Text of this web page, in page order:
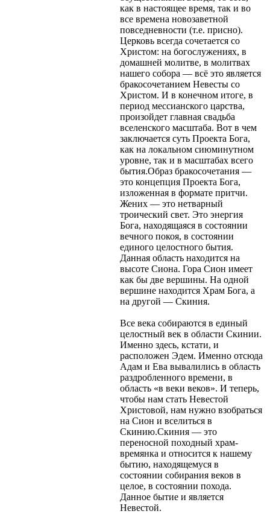
как в настоящее время, так и во
все времена новозаветной
повседневности (т.е. присно).
Церковь всегда сочетается со
Христом: на богослужениях, в
домашней молитве, в молитвах
нашего собора — всё это является
бракосочетанием Невесты со
Христом. И в конечном итоге, в
период мессианского царства,
произойдет главная свадьба
вселенского масштаба. Вот в чем
заключается суть Проекта Бога,
как на локальном сиюминутном
уровне, так и в масштабах всего
бытия.Образ бракосочетания —
это концепция Проекта Бога,
изложенная в формате притчи.
Жених — это нетварный
троический свет. Это энергия
Бога, находящаяся в состоянии
вечного покоя, в состоянии
единого целостного бытия.
Данная область находится на
высоте Сиона. Гора Сион имеет
как бы две вершины. На одной
вершине находится Храм Бога, а
на другой — Скиния.
Все века собираются в единый
целостный век в области Скинии.
Именно здесь, кстати, и
расположен Эдем. Именно отсюда
Адам и Ева вывалились в область
раздробленного времени, в
область «в веки веков». И теперь,
чтобы нам стать Невестой
Христовой, нам нужно взобраться
на Сион и вселиться в
Скинию.Скиния — это
переносной походный храм-
времянка и относится к нашему
бытию, находящемуся в
состоянии собирания веков в
целое, в состоянии похода.
Данное бытие и является
Невестой.